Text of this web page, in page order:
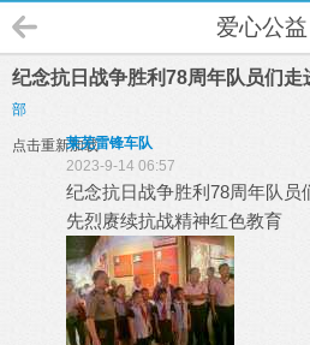
爱心公益
纪念抗日战争胜利78周年队员们走
部
点击重新加载莱芜雷锋车队
2023-9-14 06:57
纪念抗日战争胜利78周年队
先烈赓续抗战精神红色教育